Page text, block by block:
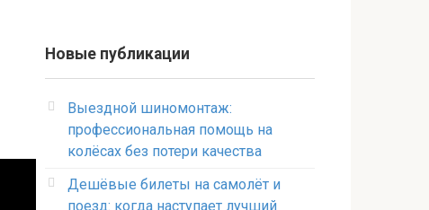
Новые публикации
Выездной шиномонтаж:
профессиональная помощь на
колёсах без потери качества
Дешёвые билеты на самолёт и
поезд: когда наступает лучший